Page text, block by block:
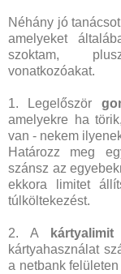
Néhány jó
amelyeket
szoktam,
vonatkozóakat.
1. Legelőször
amelyekre ha
van - nekem
Határozz meg
szánsz az
ekkora limitet
túlköltekezést.
2. A kártyalimit
kártyahasználat
a netbank